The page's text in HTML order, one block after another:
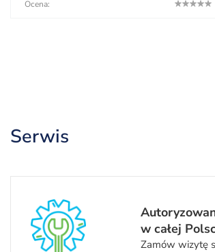
Ocena:
Serwis
w całej
Zamów wizytę